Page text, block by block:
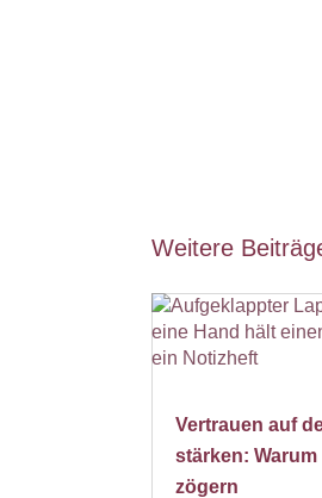
Weitere
Vertrauen auf
stärken:
zögern